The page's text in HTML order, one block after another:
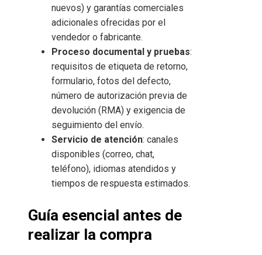
nuevos) y garantías comerciales
adicionales ofrecidas por el
vendedor o fabricante.
Proceso documental y pruebas:
requisitos de etiqueta de retorno,
formulario, fotos del defecto,
número de autorización previa de
devolución (RMA) y exigencia de
seguimiento del envío.
Servicio de atención: canales
disponibles (correo, chat,
teléfono), idiomas atendidos y
tiempos de respuesta estimados.
Guía esencial antes de
realizar la compra